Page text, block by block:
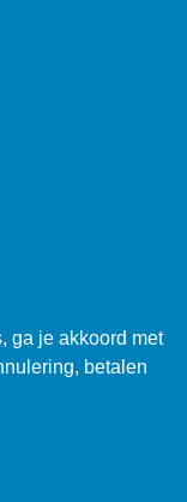
ga je akkoord met
betalen